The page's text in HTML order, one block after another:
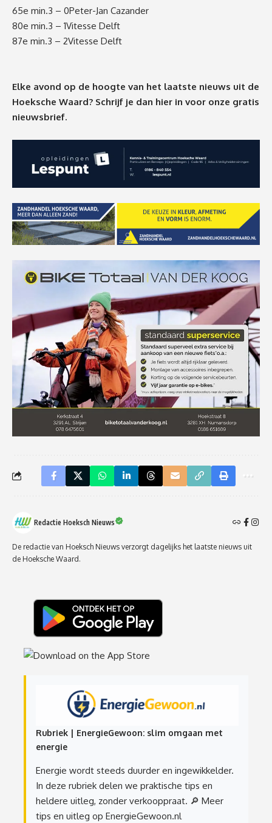
65e min.3 – 0Peter-Jan Cazander
80e min.3 – 1Vitesse Delft
87e min.3 – 2Vitesse Delft
Elke avond op de hoogte van het laatste nieuws uit de
Hoeksche Waard? Schrijf je dan hier in voor onze gratis
nieuwsbrief.
Redactie Hoeksch Nieuws
De redactie van Hoeksch Nieuws verzorgt dagelijks het laatste nieuws uit
de Hoeksche Waard.
Rubriek | EnergieGewoon: slim omgaan met
energie
Energie wordt steeds duurder en ingewikkelder.
In deze rubriek delen we praktische tips en
heldere uitleg, zonder verkooppraat. 🔎 Meer
tips en uitleg op EnergieGewoon.nl